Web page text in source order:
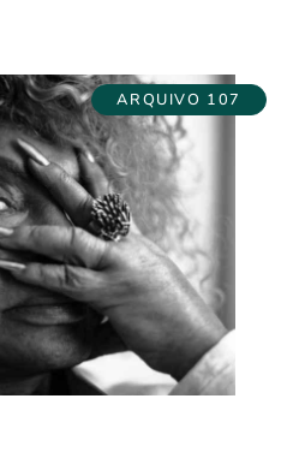
ARQUIVO 107